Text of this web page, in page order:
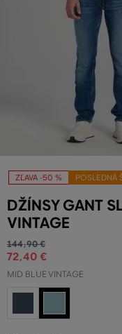
ZĽAVA -50 % POSLEDNÁ
DŽÍNSY GANT
VINTAGE
144,90 €
72,40 €
MID BLUE VINTAGE